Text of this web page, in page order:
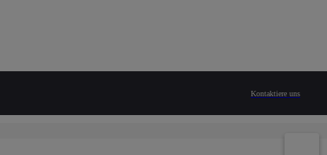
Kontaktiere uns